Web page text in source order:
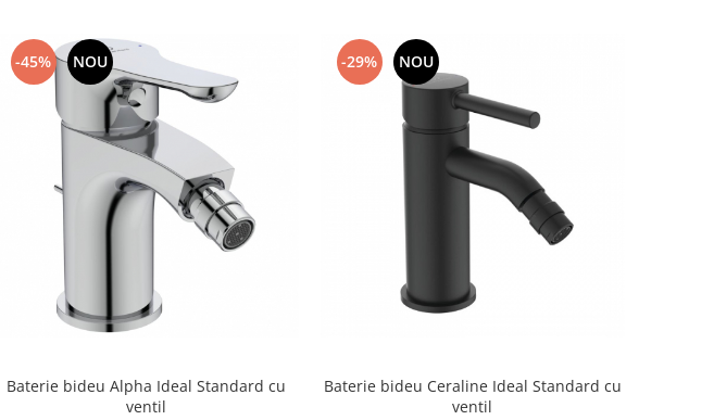
-45% NOU
Baterie bideu Alpha Ideal Standard cu
ventil
-29% NOU
Baterie bideu Ceraline Ideal Standard cu
ventil